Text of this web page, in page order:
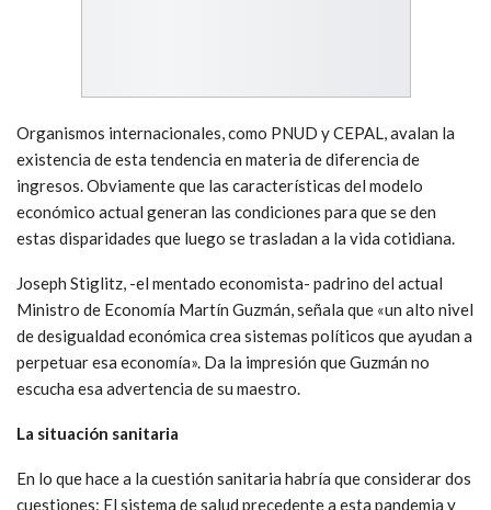
Organismos internacionales, como PNUD y CEPAL, avalan la
existencia de esta tendencia en materia de diferencia de
ingresos. Obviamente que las características del modelo
económico actual generan las condiciones para que se den
estas disparidades que luego se trasladan a la vida cotidiana.
Joseph Stiglitz, -el mentado economista- padrino del actual
Ministro de Economía Martín Guzmán, señala que «un alto nivel
de desigualdad económica crea sistemas políticos que ayudan a
perpetuar esa economía». Da la impresión que Guzmán no
escucha esa advertencia de su maestro.
La situación sanitaria
En lo que hace a la cuestión sanitaria habría que considerar dos
cuestiones: El sistema de salud precedente a esta pandemia y